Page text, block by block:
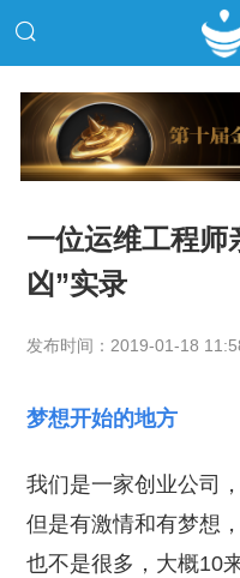
一位运维工程师
凶”实录
发布时间：2019-01-18
梦想开始的地方
我们是一家创业公司
但是有激情和有梦想
也不是很多，大概10